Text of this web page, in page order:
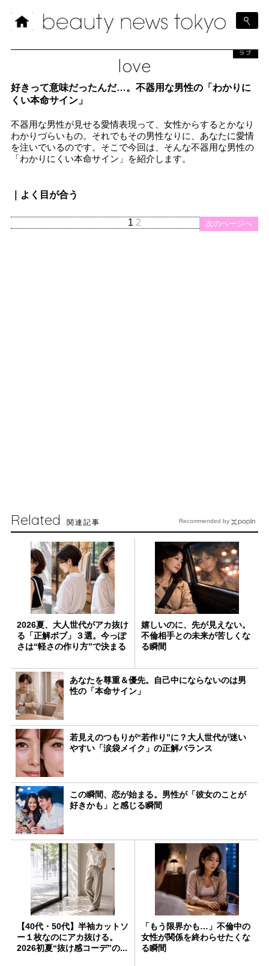
love
ラブ
好きって意味だったんだ…。不器用な男性の「わかりに
くい本命サイン」
不器用な男性が見せる愛情表現って、女性からするとかなり
わかりづらいもの。それでもその男性なりに、あなたに愛情
を注いでいるのです。そこで今回は、そんな不器用な男性の
「わかりにくい本命サイン」を紹介します。
｜よく目が合う
次のページへ
1 2
Related 関連記事
2026夏、大人世代がアカ抜け
る「正解ボブ」３選。今っぽ
さは“軽さの作り方”で決まる
嬉しいのに、先が見えない。
不倫相手との未来が苦しくな
る瞬間
あなたを尊重＆優先。自己中にならないのは男
性の「本命サイン」
若見えのつもりが“若作り”に？大人世代が迷い
やすい「涙袋メイク」の正解バランス
この瞬間、恋が始まる。男性が「彼女のことが
好きかも」と感じる瞬間
【40代・50代】半袖カットソ
ー１枚なのにアカ抜ける。
2026初夏“抜け感コーデ”の...
「もう限界かも…」不倫中の
女性が関係を終わらせたくな
る瞬間
Recommended by